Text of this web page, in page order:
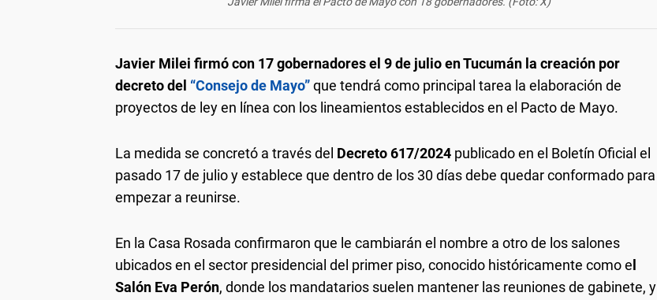
Javier Milei firmó con 17 gobernadores el 9 de julio en Tucumán la creación por
decreto del “Consejo de Mayo”que tendrá como principal tarea la elaboración de
proyectos de ley en línea con los lineamientos establecidos en el Pacto de Mayo.
La medida se concretó a través del Decreto 617/2024 publicado en el Boletín Oficial el
pasado 17 de julio y establece que dentro de los 30 días debe quedar conformado para
empezar a reunirse.
En la Casa Rosada confirmaron que le cambiarán el nombre a otro de los salones
ubicados en el sector presidencial del primer piso, conocido históricamente como e
Salón Eva Perón, donde los mandatarios suelen mantener las reuniones de gabinete, y